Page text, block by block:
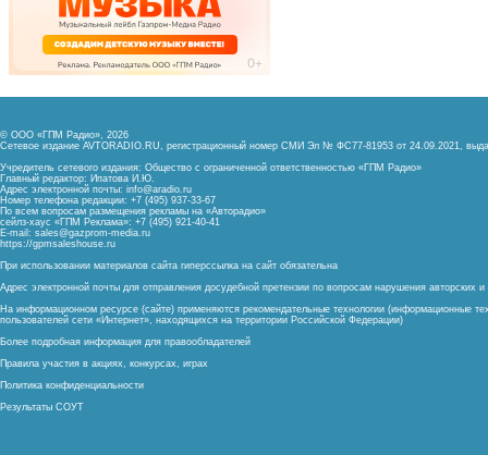
© ООО «ГПМ Радио», 2026
Сетевое издание AVTORADIO.RU, регистрационный номер СМИ Эл № ФС77-81953 от 24.09.2021,
Учредитель сетевого издания: Общество с ограниченной ответственностью «ГПМ Радио»
Главный редактор: Ипатова И.Ю.
Адрес электронной почты: info@aradio.ru
Номер телефона редакции: +7 (495) 937-33-67
По всем вопросам размещения рекламы на «Авторадио»
сейлз-хаус «ГПМ Реклама»: +7 (495) 921-40-41
E-mail: sales@gazprom-media.ru
https://gpmsaleshouse.ru
При использовании материалов сайта гиперссылка на сайт обязательна
Адрес электронной почты для отправления досудебной претензии по вопросам нарушения авторских
На информационном ресурсе (сайте) применяются рекомендательные технологии (информационные
пользователей сети «Интернет», находящихся на территории Российской Федерации)
Более подробная информация для правообладателей
Правила участия в акциях, конкурсах, играх
Политика конфиденциальности
Результаты СОУТ